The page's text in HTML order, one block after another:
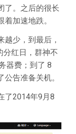
了。之后的很长
加速地跌。
少，到最后，
分红日，群神不
器费；到了 8
告准备关机。
了2014年9月8